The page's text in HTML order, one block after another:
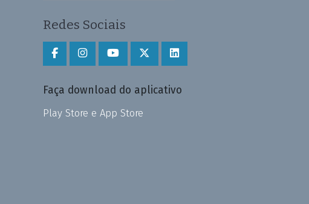
Redes Sociais
Faça download do aplicativo
Play Store e App Store